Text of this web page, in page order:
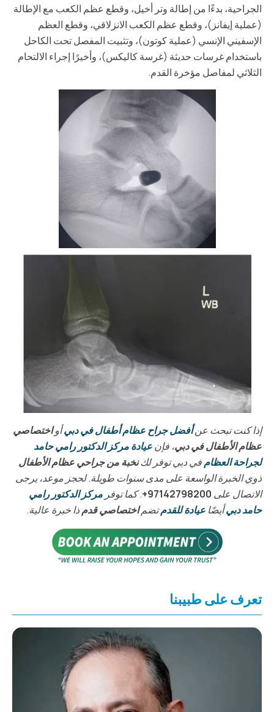
الجراحية، بدءًا من إطالة وتر أخيل، وقطع عظم الكعب مع الإطالة
(عملية إيفانز)، وقطع عظم الكعب الانزلاقي، وقطع العظم
الإسفيني الإنسي (عملية كوتون)، وتثبيت المفصل تحت الكاحل
باستخدام غرسات حديثة (غرسة كاليكس)، وأخيرًا إجراء الالتحام
الثلاثي لمفاصل مؤخرة القدم.
إذا كنت تبحث عنأفضل جراح عظام أطفال في دبيأواختصاصي
عظام الأطفال في دبي، فإنعيادة مركز الدكتور رامي حامد
لجراحة العظامفي دبي توفر لكنخبة من جراحي عظام الأطفال
ذوي الخبرة الواسعة على مدى سنوات طويلة. لحجز موعد، يرجى
الاتصال على 97142798200+ . كما توفر مركز الدكتور رامي
حامد دبيأيضًا عيادة للقدمتضماختصاصي قدمذا خبرة عالية.
تعرف على طبيبنا